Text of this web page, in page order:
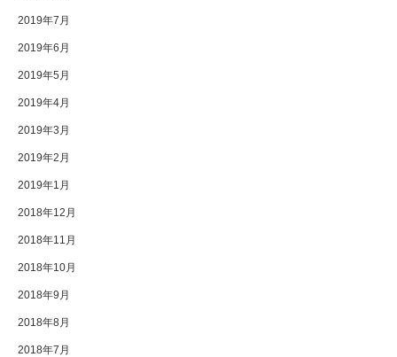
2019年7月
2019年6月
2019年5月
2019年4月
2019年3月
2019年2月
2019年1月
2018年12月
2018年11月
2018年10月
2018年9月
2018年8月
2018年7月